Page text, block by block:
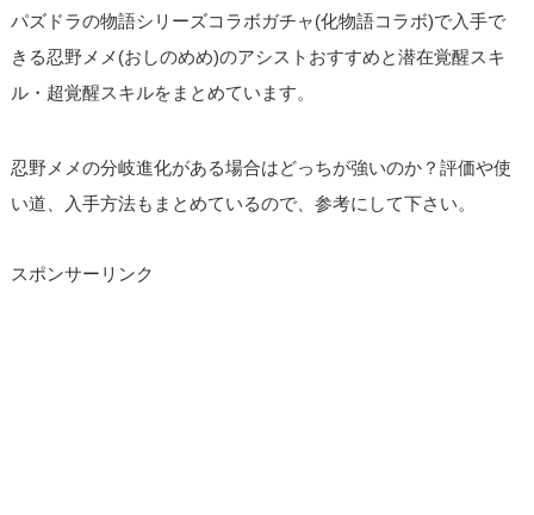
パズドラの物語シリーズコラボガチャ(化物語コラボ)で入手で
きる忍野メメ(おしのめめ)のアシストおすすめと潜在覚醒スキ
ル・超覚醒スキルをまとめています。
忍野メメの分岐進化がある場合はどっちが強いのか？評価や使
い道、入手方法もまとめているので、参考にして下さい。
スポンサーリンク